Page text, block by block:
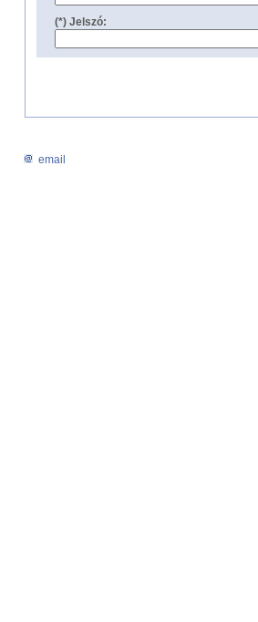
(*) Jelszó:
email